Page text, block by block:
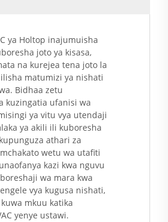
ya Holtop inajumuisha
joto ya kisasa,
na kurejea tena joto la
matumizi ya nishati
Bidhaa zetu
kuzingatia ufanisi wa
ya vitu vya utendaji
ya akili ili kuboresha
athari za
wetu wa utafiti
kazi kwa nguvu
wa mara kwa
vya kugusa nishati,
mkuu katika
yenye ustawi.